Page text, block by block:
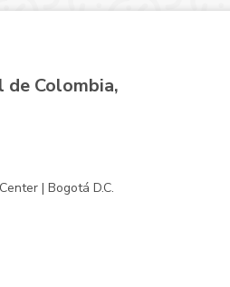
de Colombia,
| Bogotá D.C.